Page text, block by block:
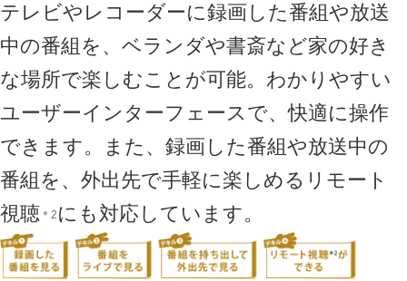
テレビやレコーダーに録画した番組や放送
中の番組を、ベランダや書斎など家の好き
な場所で楽しむことが可能。わかりやすい
ユーザーインターフェースで、快適に操作
できます。また、録画した番組や放送中の
番組を、外出先で手軽に楽しめるリモート
視聴 ＊2 にも対応しています。